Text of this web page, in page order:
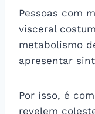
Pessoas com
visceral
metabolismo
apresentar
Por isso, é
revelem